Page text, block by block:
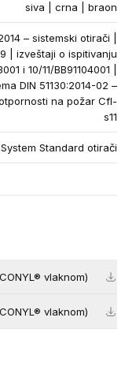
siva | crna | braon
– sistemski otirači |
| izveštaji o ispitivanju
i 10/11/BB91104001 |
DIN 51130:2014-02 –
na požar Cfl-
s11
Standard otirači
vlaknom)
vlaknom)